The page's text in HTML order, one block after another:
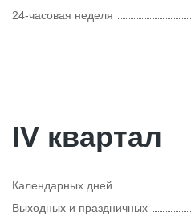
24-часовая неделя
IV квартал
Календарных дней
Выходных и праздничных